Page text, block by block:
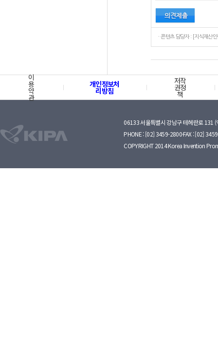
이
용
약
관
개인정보처
리방침
저작
권정
책
06133 서울특별시 강남구 테헤란로 131 (
PHONE : [02] 3459-2800·FAX : [02]
COPYRIGHT 2014 Korea Invention